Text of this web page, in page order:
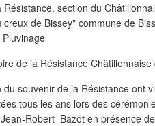
section du
de Bissey" commune de
souvenir de la Résistance ont
tous les ans lors des
Robert Bazot en présence